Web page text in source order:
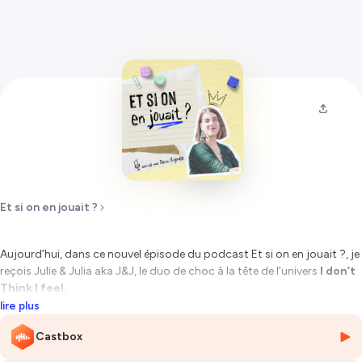
Et si on en jouait ?
Aujourd’hui, dans ce nouvel épisode du podcast Et si on en jouait ?, je
reçois Julie & Julia aka J&J, le duo de choc à la tête de l’univers I don’t
Think I feel.
Au quotidien, elles accompagnent les frelances et les entrepreneur·ses
à développer leur entreprise sur le web en alliant organisation,
lire plus
Castbox